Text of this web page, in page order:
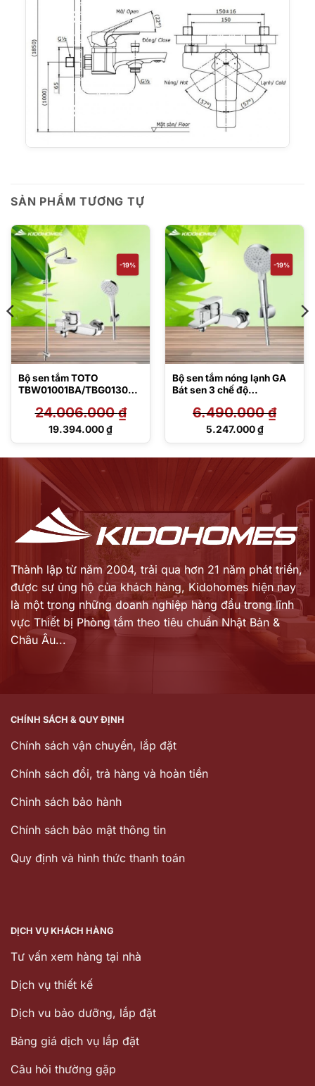
SẢN PHẨM TƯƠNG TỰ
-19%
Bộ sen tắm TOTO
TBW01001BA/TBG01302V
24.006.000₫
Giá
19.394.000₫
Giá
-19%
Bộ sen tắm nóng lạnh GA
Bát sen 3 chế độ
6.490.000₫
Giá
6.490.000 ₫.
5.247.000₫
Giá
5.247.000 ₫.
Thành lập từ năm 2004, trải qua hơn 21 năm phát triển,
được sự ủng hộ của khách hàng, Kidohomes hiện nay
là một trong những doanh nghiệp hàng đầu trong lĩnh
vực Thiết bị Phòng tắm theo tiêu chuẩn Nhật Bản &
Châu Âu...
CHÍNH SÁCH & QUY ĐỊNH
Chính sách vận chuyển, lắp đặt
Chính sách đổi, trả hàng và hoàn tiền
Chinh sách bảo hành
Chính sách bảo mật thông tin
Quy định và hình thức thanh toán
DỊCH VỤ KHÁCH HÀNG
Tư vấn xem hàng tại nhà
Dịch vụ thiết kế
Dịch vu bảo dưỡng, lắp đặt
Bảng giá dịch vụ lắp đặt
Câu hỏi thường gặp